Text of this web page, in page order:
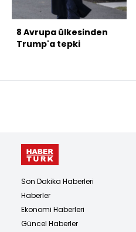
8 Avrupa ülkesinden
Trump'a tepki
Son Dakika Haberleri
Haberler
Ekonomi Haberleri
Güncel Haberler